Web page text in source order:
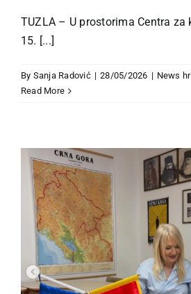
TUZLA – U prostorima Centra za
15. [...]
By Sanja Radović | 28/05/2026 | News hr
Read More